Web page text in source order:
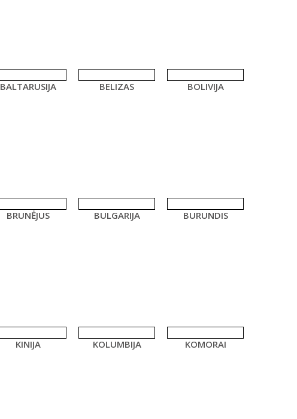
BALTARUSIJA BELIZAS BOLIVIJA
BRUNĖJUS BULGARIJA BURUNDIS
KINIJA KOLUMBIJA KOMORAI